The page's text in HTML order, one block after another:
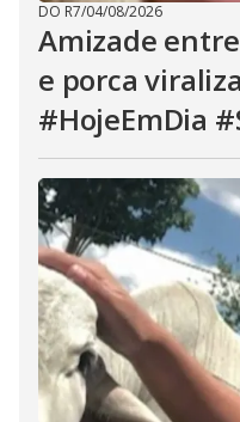
DO R7/04/08/2026
Amizade
e porca
#HojeEmDia